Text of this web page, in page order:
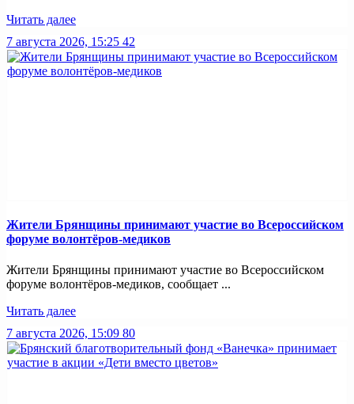
Читать далее
7 августа 2026, 15:25 42
Жители Брянщины принимают участие во Всероссийском
форуме волонтёров-медиков
Жители Брянщины принимают участие во Всероссийском
форуме волонтёров-медиков, сообщает ...
Читать далее
7 августа 2026, 15:09 80